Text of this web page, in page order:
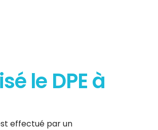
le DPE à
effectué par un